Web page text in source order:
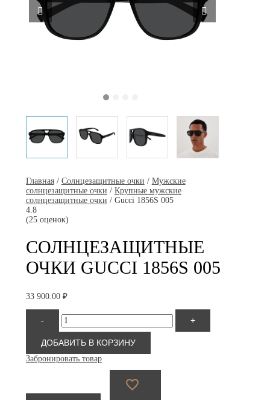
Главная/ Солнцезащитные очки / Мужские
солнцезащитные очки / Крупные мужские
солнцезащитные очки / Gucci 1856S 005
4.8
(25 оценок)
СОЛНЦЕЗАЩИТНЫЕ
ОЧКИ GUCCI 1856S 005
33 900.00 ₽
-
Количество
товара
Gucci
1856S
005
+
ДОБАВИТЬ В КОРЗИНУ
Забронировать товар